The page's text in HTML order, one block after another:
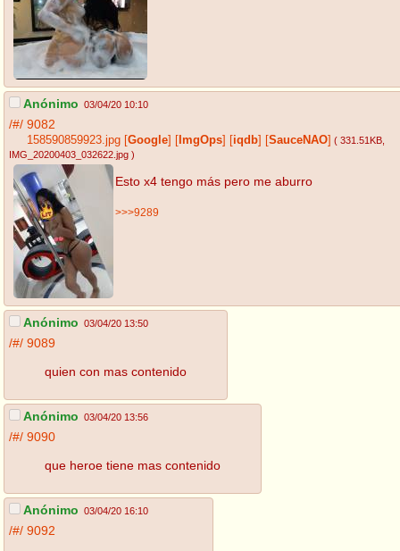
Anónimo 03/04/20 10:10
/#/ 9082
158590859923.jpg Google ImgOps iqdb SauceNAO ( 331.51KB
IMG_20200403_032622.jpg )
Esto x4 tengo más pero me aburro
>>>9289
Anónimo 03/04/20 13:50
/#/ 9089
quien con mas contenido
Anónimo 03/04/20 13:56
/#/ 9090
que heroe tiene mas contenido
Anónimo 03/04/20 16:10
/#/ 9092